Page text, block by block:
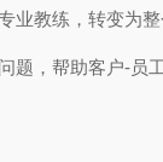
业教练，转变为
，帮助客户-员